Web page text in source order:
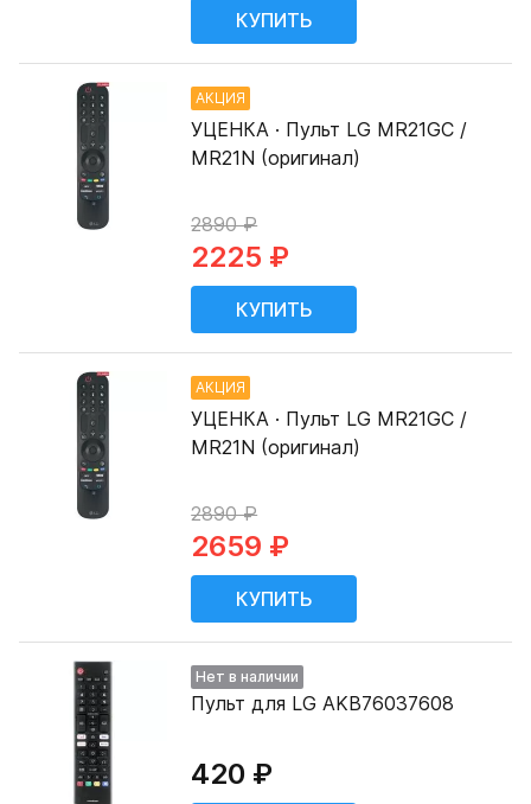
АКЦИЯ
УЦЕНКА · Пульт LG MR21GC /
MR21N (оригинал)
2890 ₽
2225 ₽
АКЦИЯ
УЦЕНКА · Пульт LG MR21GC /
MR21N (оригинал)
2890 ₽
2659 ₽
Нет в наличии
Пульт для LG AKB76037608
420 ₽